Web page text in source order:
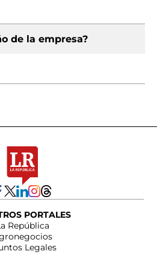
de la empresa?
PORTALES
República
Legales